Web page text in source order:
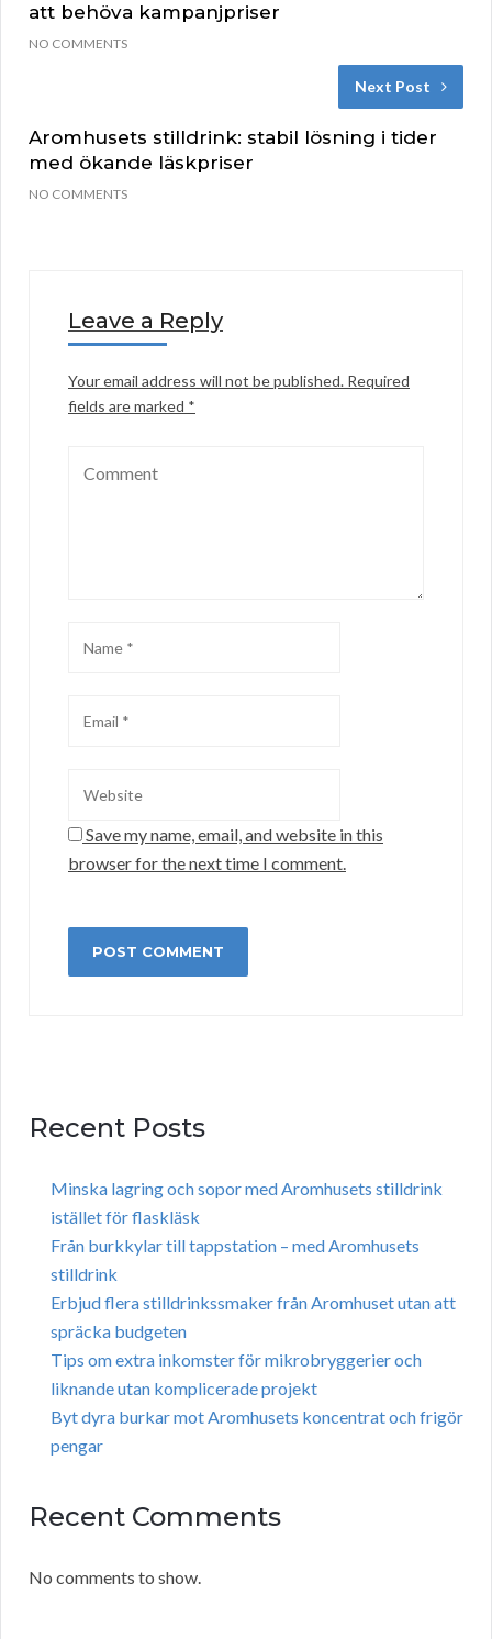
att behöva kampanjpriser
NO COMMENTS
Next Post
Aromhusets stilldrink: stabil lösning i tider
med ökande läskpriser
NO COMMENTS
Leave a Reply
Your email address will not be published. Required
fields are marked *
Save my name, email, and website in this
browser for the next time I comment.
Recent Posts
Minska lagring och sopor med Aromhusets stilldrink
istället för flaskläsk
Från burkkylar till tappstation – med Aromhusets
stilldrink
Erbjud flera stilldrinkssmaker från Aromhuset utan att
spräcka budgeten
Tips om extra inkomster för mikrobryggerier och
liknande utan komplicerade projekt
Byt dyra burkar mot Aromhusets koncentrat och frigör
pengar
Recent Comments
No comments to show.